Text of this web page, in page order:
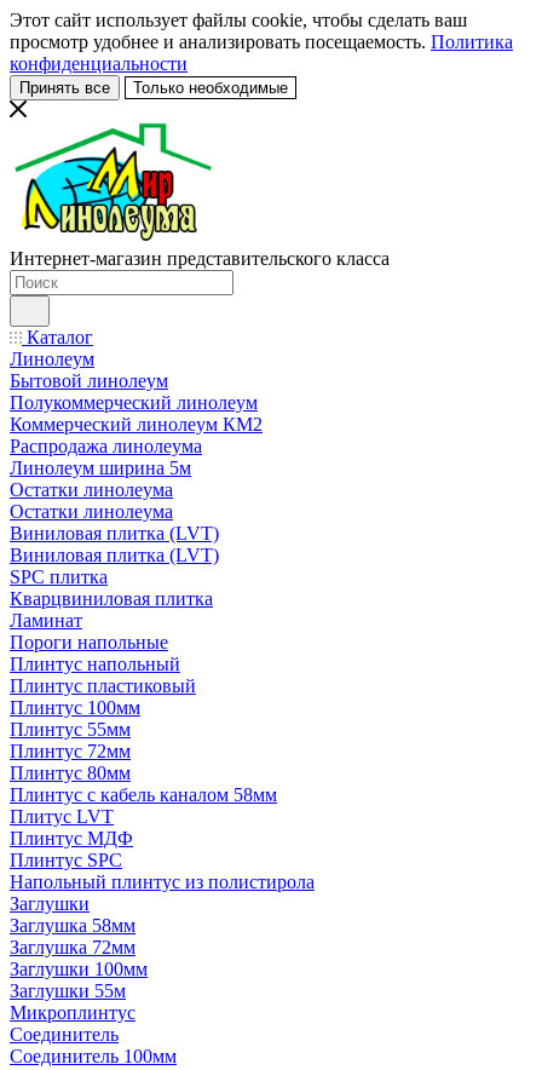
Этот сайт использует файлы cookie, чтобы сделать ваш
просмотр удобнее и анализировать посещаемость. Политика
конфиденциальности
Принять все Только необходимые
Интернет-магазин представительского класса
Каталог
Линолеум
Бытовой линолеум
Полукоммерческий линолеум
Коммерческий линолеум КМ2
Распродажа линолеума
Линолеум ширина 5м
Остатки линолеума
Остатки линолеума
Виниловая плитка (LVT)
Виниловая плитка (LVT)
SPC плитка
Кварцвиниловая плитка
Ламинат
Пороги напольные
Плинтус напольный
Плинтус пластиковый
Плинтус 100мм
Плинтус 55мм
Плинтус 72мм
Плинтус 80мм
Плинтус с кабель каналом 58мм
Плитус LVT
Плинтус МДФ
Плинтус SPC
Напольный плинтус из полистирола
Заглушки
Заглушка 58мм
Заглушка 72мм
Заглушки 100мм
Заглушки 55м
Микроплинтус
Соединитель
Соединитель 100мм